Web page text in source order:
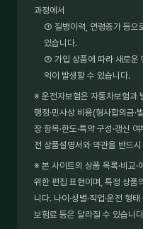
과정에서
① 질병이력, 연령증가 등으
있습니다.
② 가입 상품에 따라 새로운
익이 발생할 수 있습니다.
※ 운전자보험은 자동차보험과
행정·민사상 비용(형사합의금·
장 항목·한도·특약 구성·갱신
전 상품설명서와 약관을 반드
※ 본 사이트의 상품 목록·비교·
위한 편집 표현이며, 특정 상품
니다. 나이·성별·직업·운전 형
보험료 등은 달라질 수 있습니